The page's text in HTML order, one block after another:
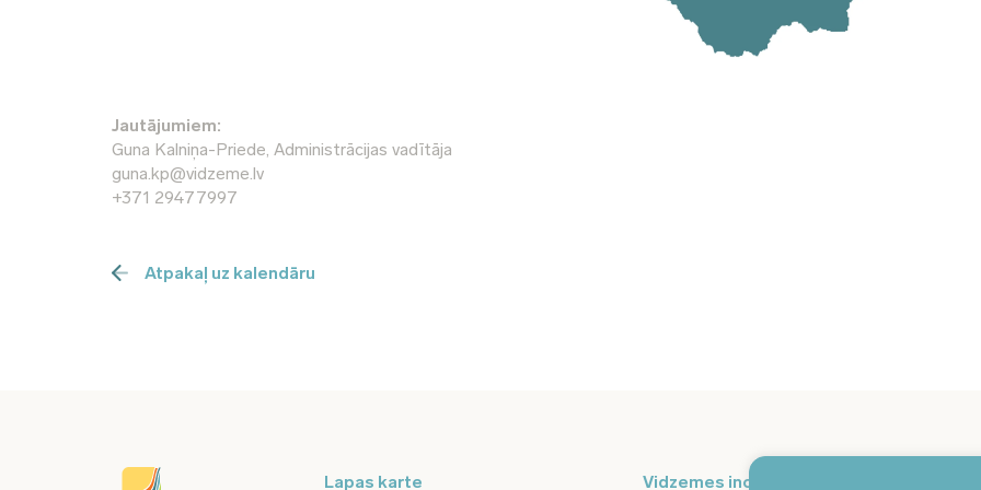
Jautājumiem:
Guna Kalniņa-Priede, Administrācijas vadītāja
guna.kp@vidzeme.lv
+371 29477997
Atpakaļ uz kalendāru
Lapas karte Vidzemes inovāciju nedēļa